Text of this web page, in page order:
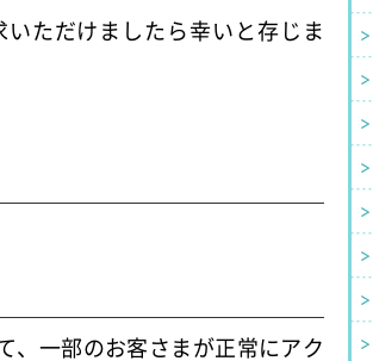
ただけましたら幸いと存じま
、一部のお客さまが正常にアク